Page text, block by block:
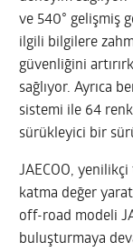
ve 540° gelişmiş
ilgili bilgilere
güvenliğini
sağlıyor. Ayrıca
sistemi ile 64
sürükleyici bir
JAECOO,
katma değer
off-road modeli
buluşturmaya